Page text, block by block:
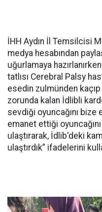
İHH Aydın İl Temsilcisi
medya hesabından
uğurlamaya
tatlısı Cerebral Palsy
esedin zulmünden kaçıp
zorunda kalan İdlibli
sevdiği oyuncağını
emanet ettiği
ulaştırarak, İdlib'deki
ulaştırdık” ifadelerini